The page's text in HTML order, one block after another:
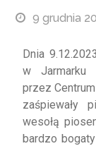
9 grudnia
Dnia
w Jarmarku
przez
zaśpiewały
wesołą
bardzo